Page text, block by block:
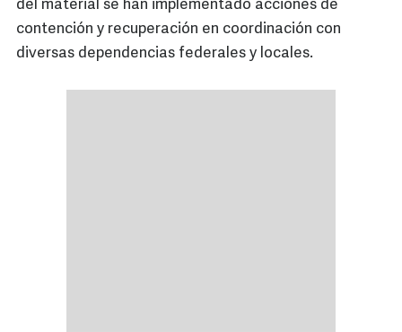
del material se han implementado acciones de
contención y recuperación en coordinación con
diversas dependencias federales y locales.